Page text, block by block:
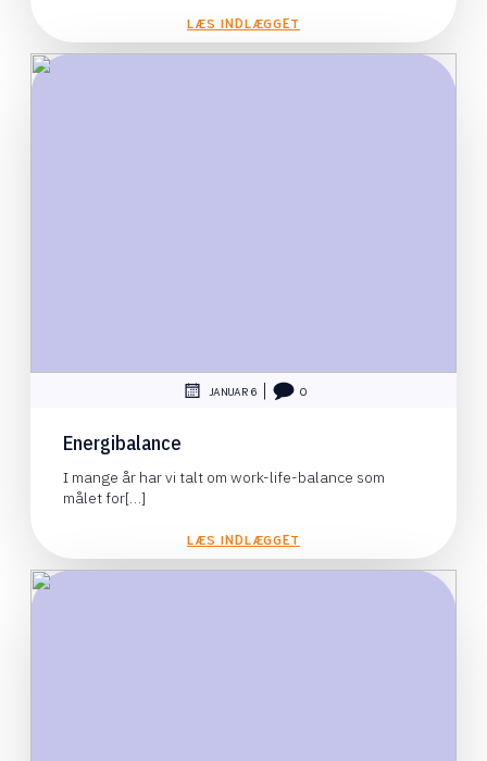
LÆS INDLÆGGET
JANUAR 6 0
Energibalance
I mange år har vi talt om work-life-balance som
målet for[…]
LÆS INDLÆGGET